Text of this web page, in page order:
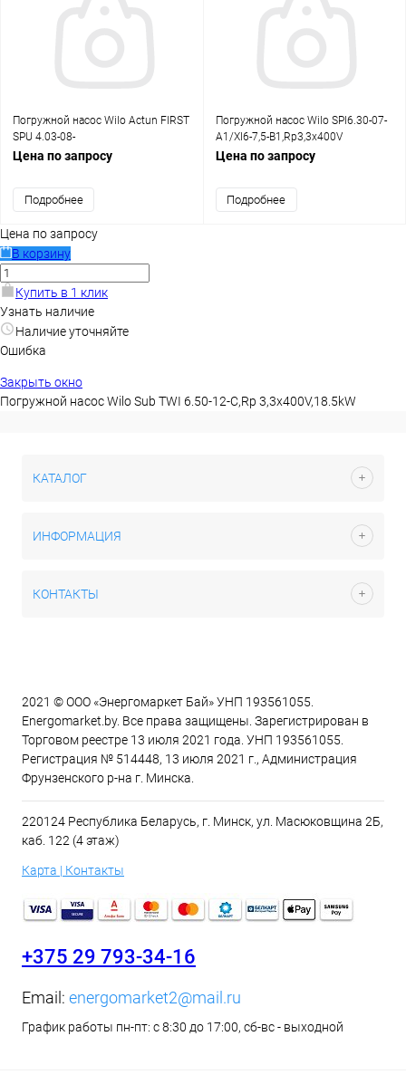
Погружной насос Wilo Actun FIRST
SPU 4.03-08-
B/XI4,Rp11/4,3x400V,0.55kW
Цена по запросу
Подробнее
Погружной насос Wilo SPI6.30-07-
A1/XI6-7,5-B1,Rp3,3x400V
Цена по запросу
Подробнее
Цена по запросу
В корзину
Купить в 1 клик
Узнать наличие
Наличие уточняйте
Ошибка
Закрыть окно
Погружной насос Wilo Sub TWI 6.50-12-C,Rp 3,3x400V,18.5kW
КАТАЛОГ
ИНФОРМАЦИЯ
КОНТАКТЫ
2021 © ООО «Энергомаркет Бай» УНП 193561055.
Energomarket.by. Все права защищены. Зарегистрирован в
Торговом реестре 13 июля 2021 года. УНП 193561055.
Регистрация № 514448, 13 июля 2021 г., Администрация
Фрунзенского р-на г. Минска.
220124 Республика Беларусь, г. Минск, ул. Масюковщина 2Б,
каб. 122 (4 этаж)
Карта | Контакты
+375 29 793-34-16
Email: energomarket2@mail.ru
График работы пн-пт: с 8:30 до 17:00, сб-вс - выходной